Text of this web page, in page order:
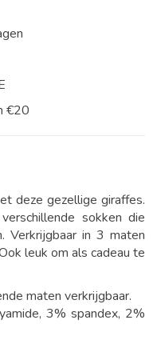
€20
deze gezellige giraffes.
sokken die
Verkrijgbaar in 3 maten
leuk om als cadeau te
maten verkrijgbaar.
3% spandex, 2%